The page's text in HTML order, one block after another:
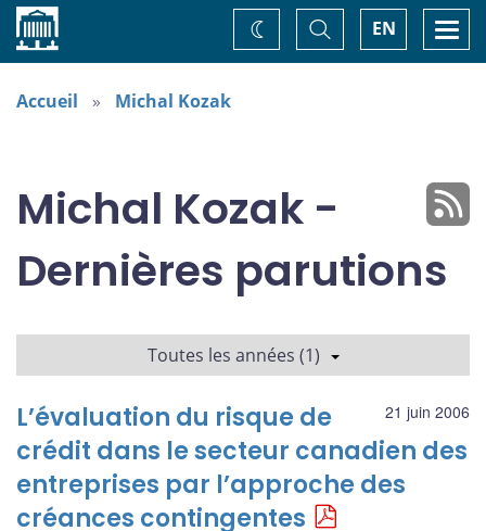
Accueil EN
Basculer
la
recherche
Changez
de
Accueil Michal Kozak
Michal Kozak -
Dernières parutions
Toutes les années (1)
21 juin 2006
L’évaluation du risque de
crédit dans le secteur canadien des
entreprises par l’approche des
créances contingentes